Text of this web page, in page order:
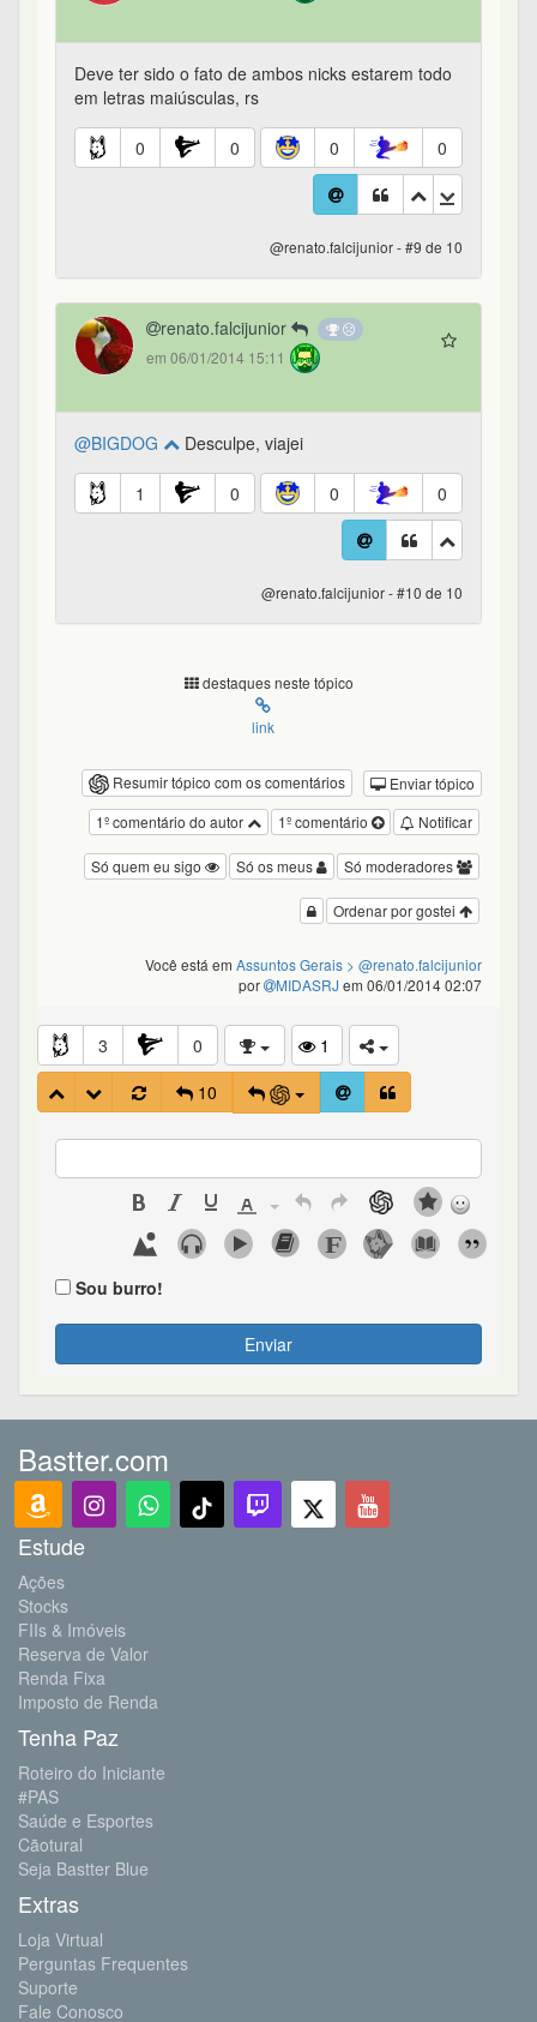
Deve ter sido o fato de ambos nicks estarem todo
em letras maiúsculas, rs
0 0 0 0
@renato.falcijunior - #9 de 10
renato.falcijunior
em 06/01/2014 15:11
@BIGDOG Desculpe, viajei
1 0 0 0
@renato.falcijunior - #10 de 10
destaques neste tópico
link
Resumir tópico com os comentários
Enviar tópico
Notificar
1º comentário
1º comentário do autor
Só moderadores
Só os meus
Só quem eu sigo
Ordenar por gostei
Você está em Assuntos Gerais > @renato.falcijunior
por
MIDASRJ em 06/01/2014 02:07
3 0
1
10
Sou burro!
Enviar
Bastter.com
Estude
Ações
Stocks
FIIs & Imóveis
Reserva de Valor
Renda Fixa
Imposto de Renda
Tenha Paz
Roteiro do Iniciante
#PAS
Saúde e Esportes
Cãotural
Seja Bastter Blue
Extras
Loja Virtual
Perguntas Frequentes
Suporte
Fale Conosco